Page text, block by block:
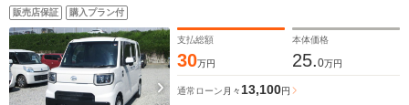
販売店保証 購入プラン付
支払総額
30万円
本体価格
25.0万円
通常ローン 月々13,100円